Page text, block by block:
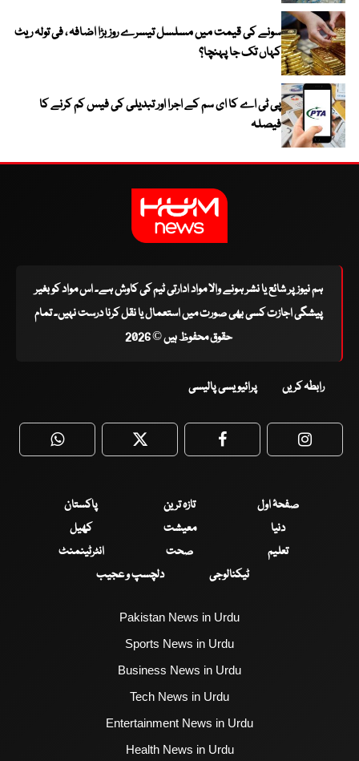
سونے کی قیمت میں مسلسل تیسرے روز بڑا اضافہ ، فی تولہ ریٹ
کہاں تک جا پہنچا؟
پی ٹی اے کا ای سم کے اجرا اور تبدیلی کی فیس کم کرنے کا
فیصلہ
ہم نیوز پر شائع یا نشر ہونے والا مواد ادارتی ٹیم کی کاوش ہے۔ اس مواد کو بغیر
پیشگی اجازت کسی بھی صورت میں استعمال یا نقل کرنا درست نہیں۔ تمام
حقوق محفوظ ہیں © 2026
رابطہ کریں پرائیویسی پالیسی
WhatsApp Twitter Facebook
صفحۂ اول تازہ ترین
پاکستان
دنیا
معیشت
کھیل
تعلیم
صحت
انٹرٹینمنٹ
ٹیکنالوجی
دلچسپ و عجیب
Pakistan News in Urdu
Sports News in Urdu
Business News in Urdu
Tech News in Urdu
Entertainment News in Urdu
Health News in Urdu